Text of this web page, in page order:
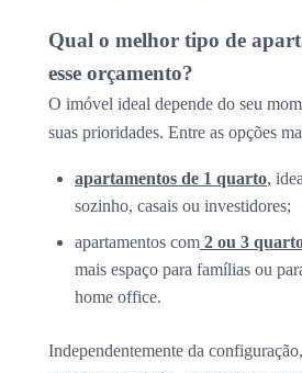
Qual o melhor tipo de
esse orçamento?
O imóvel ideal depende do seu
suas prioridades. Entre as opções
apartamentos de 1 quarto,
sozinho, casais ou investidores;
apartamentos com 2 ou 3
mais espaço para famílias ou
home office.
Independentemente da